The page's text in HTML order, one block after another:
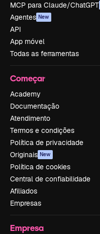
MCP para Claude/ChatGPT
Agentes New
API
App móvel
Todas as ferramentas
Começar
Academy
Documentação
Atendimento
Termos e condições
Política de privacidade
Originais New
Política de cookies
Central de confiabilidade
Afiliados
Empresas
Empresa